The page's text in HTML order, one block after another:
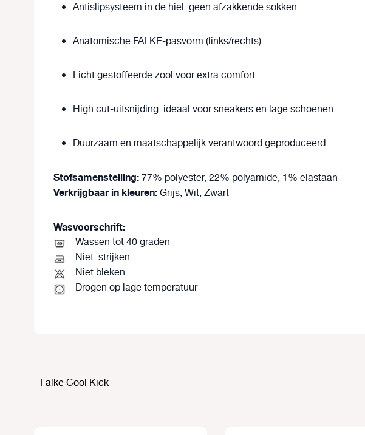
Antislipsysteem in de hiel: geen afzakkende sokken
Anatomische FALKE-pasvorm (links/rechts)
Licht gestoffeerde zool voor extra comfort
High cut-uitsnijding: ideaal voor sneakers en lage schoenen
Duurzaam en maatschappelijk verantwoord geproduceerd
Stofsamenstelling:77% polyester, 22% polyamide, 1% elastaan
Verkrijgbaar in kleuren:Grijs, Wit, Zwart
Wasvoorschrift:
Wassen tot 40 graden
Niet strijken
Niet bleken
Drogen op lage temperatuur
Falke Cool Kick